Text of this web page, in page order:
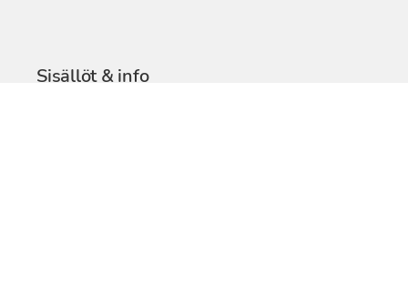
Sisällöt & info